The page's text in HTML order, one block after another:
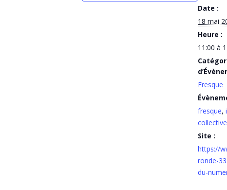
Date :
18 mai
Heure :
11:00 à
Fresque
fresque,
collective
Site :
https://
ronde-
du-